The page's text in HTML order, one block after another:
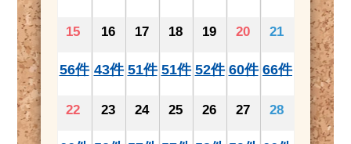
15
56件
16
43件
17
51件
18
51件
19
52件
20
60件
21
66件
22 23 24 25 26 27 28